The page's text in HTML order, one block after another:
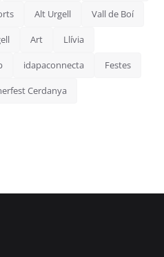
Alt Urgell Vall de Boí
Art Llívia
idapaconnecta Festes
Cerdanya